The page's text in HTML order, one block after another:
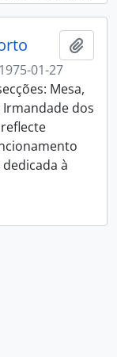
01-27
Mesa,
Irmandade dos
à